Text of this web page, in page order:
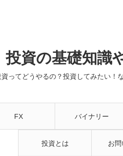
投資の基礎知識
ってどうやるの？投資してみたい！
FX バイナリー
投資とは お